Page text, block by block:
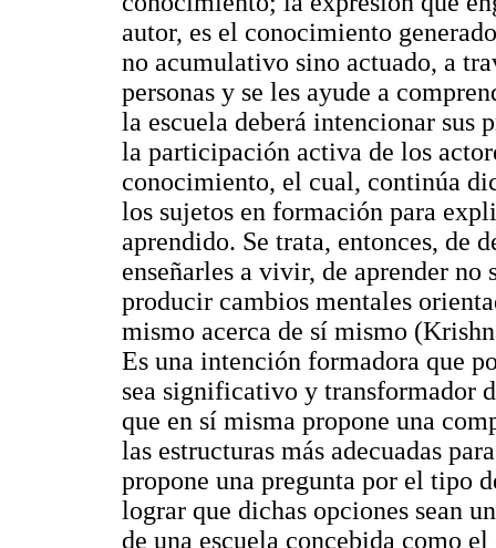
autor, es el conocimiento
no acumulativo sino actuado, a
personas y se les ayude a
la escuela deberá intencionar
la participación activa de los
conocimiento, el cual, continúa
los sujetos en formación para
aprendido. Se trata, entonces, de
enseñarles a vivir, de aprender
producir cambios mentales
mismo acerca de sí mismo
Es una intención formadora que
sea significativo y transformador
que en sí misma propone una
las estructuras más adecuadas
propone una pregunta por el tipo
lograr que dichas opciones sean
de una escuela concebida como